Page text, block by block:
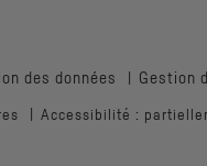
des données Gestion
Accessibilité :